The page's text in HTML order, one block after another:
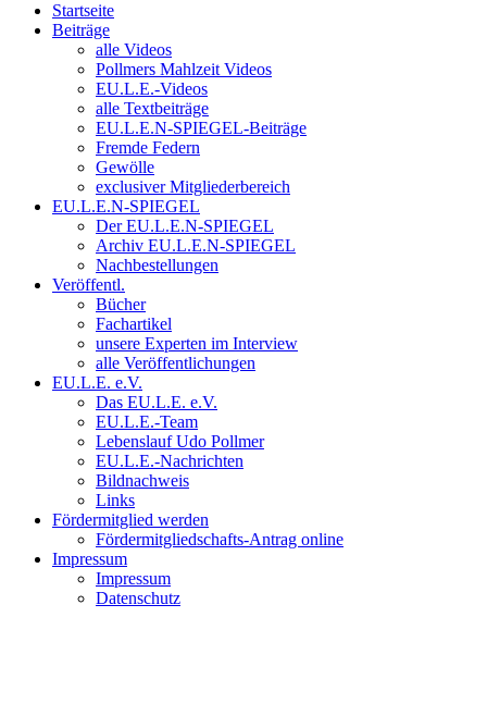
Startseite
Beiträge
alle Videos
Pollmers Mahlzeit Videos
EU.L.E.-Videos
alle Textbeiträge
EU.L.E.N-SPIEGEL-Beiträge
Fremde Federn
Gewölle
exclusiver Mitgliederbereich
EU.L.E.N-SPIEGEL
Der EU.L.E.N-SPIEGEL
Archiv EU.L.E.N-SPIEGEL
Nachbestellungen
Veröffentl.
Bücher
Fachartikel
unsere Experten im Interview
alle Veröffentlichungen
EU.L.E. e.V.
Das EU.L.E. e.V.
EU.L.E.-Team
Lebenslauf Udo Pollmer
EU.L.E.-Nachrichten
Bildnachweis
Links
Fördermitglied werden
Fördermitgliedschafts-Antrag online
Impressum
Impressum
Datenschutz